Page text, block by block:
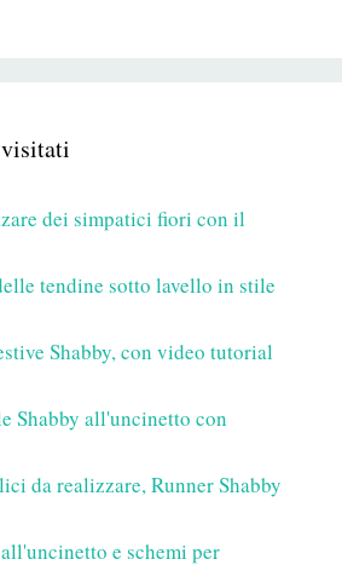
dei simpatici fiori con il
tendine sotto lavello in stile
Shabby, con video tutorial
Shabby all'uncinetto con
da realizzare, Runner Shabby
e schemi per